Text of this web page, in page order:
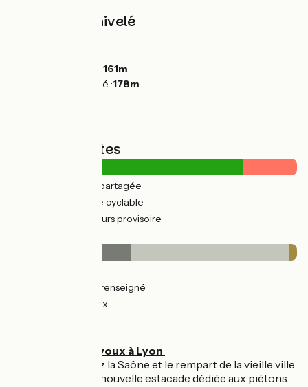
Pentes et dénivelé
Point le plus bas :161m
Point le plus élevé :178m
Types de routes
(7%) Route partagée
(93%) Voie cyclable
(23%) Parcours provisoire
(55%) Non renseigné
(3%) Rugueux
Parcours de Trévoux à Lyon
longez la Saône et le rempart de la vieille ville
en empruntant la nouvelle estacade dédiée aux piétons